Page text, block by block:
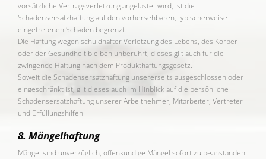
vorsätzliche Vertragsverletzung angelastet wird, ist die
Schadensersatzhaftung auf den vorhersehbaren, typischerweise
eingetretenen Schaden begrenzt.
Die Haftung wegen schuldhafter Verletzung des Lebens, des Körper
oder der Gesundheit bleiben unberührt, dieses gilt auch für die
zwingende Haftung nach dem Produkthaftungsgesetz.
Soweit die Schadensersatzhaftung unsererseits ausgeschlossen oder
eingeschränkt ist, gilt dieses auch im Hinblick auf die persönliche
Schadensersatzhaftung unserer Arbeitnehmer, Mitarbeiter, Vertreter
und Erfüllungshilfen.
8. Mängelhaftung
Mängel sind unverzüglich, offenkundige Mängel sofort zu beanstanden.